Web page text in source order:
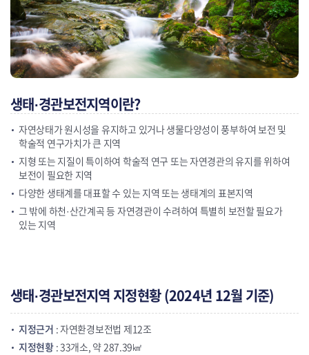
생태·경관보전지역이란?
자연상태가 원시성을 유지하고 있거나 생물다양성이 풍부하여 보전 및
학술적 연구가치가 큰 지역
지형 또는 지질이 특이하여 학술적 연구 또는 자연경관의 유지를 위하여
보전이 필요한 지역
다양한 생태계를 대표할 수 있는 지역 또는 생태계의 표본지역
그 밖에 하천·산간계곡 등 자연경관이 수려하여 특별히 보전할 필요가
있는 지역
생태·경관보전지역 지정현황 (2024년 12월 기준)
지정근거 : 자연환경보전법 제12조
지정현황: 33개소, 약 287.39㎢